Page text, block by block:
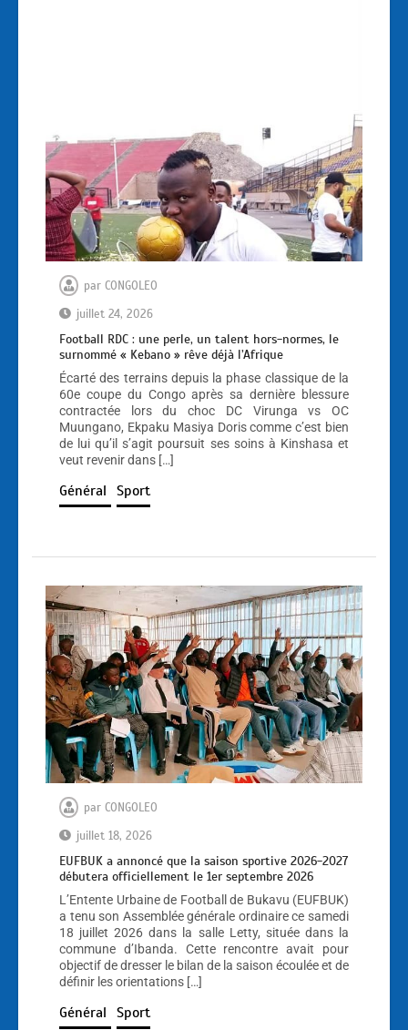
par CONGOLEO
juillet 24, 2026
Football RDC : une perle, un talent hors-normes, le
surnommé « Kebano » rêve déjà l’Afrique
Écarté des terrains depuis la phase classique de la
60e coupe du Congo après sa dernière blessure
contractée lors du choc DC Virunga vs OC
Muungano, Ekpaku Masiya Doris comme c’est bien
de lui qu’il s’agit poursuit ses soins à Kinshasa et
veut revenir dans […]
Général Sport
par CONGOLEO
juillet 18, 2026
EUFBUK a annoncé que la saison sportive 2026-2027
débutera officiellement le 1er septembre 2026
L’Entente Urbaine de Football de Bukavu (EUFBUK)
a tenu son Assemblée générale ordinaire ce samedi
18 juillet 2026 dans la salle Letty, située dans la
commune d’Ibanda. Cette rencontre avait pour
objectif de dresser le bilan de la saison écoulée et de
définir les orientations […]
Général Sport